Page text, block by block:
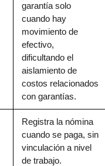
garantía solo
cuando hay
movimiento de
efectivo,
dificultando el
aislamiento de
costos relacionados
con garantías.
Registra la nómina
cuando se paga, sin
vinculación a nivel
de trabajo.